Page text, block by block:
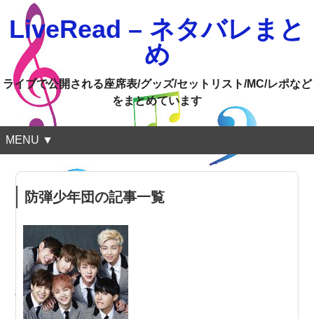
LiveRead – ネタバレまと
め
ライブで公開される座席表/グッズ/セットリスト/MC/レポなど
をまとめています
MENU ▼
防弾少年団の記事一覧